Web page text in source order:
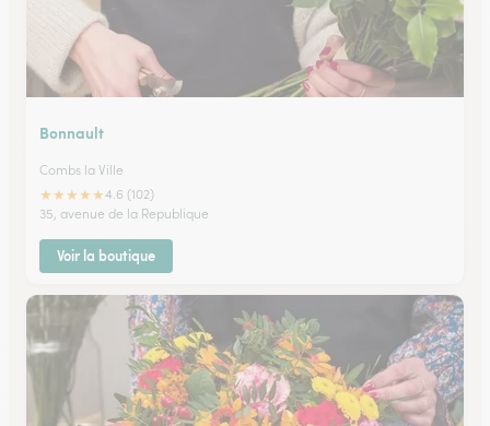
Bonnault
Combs la Ville
★★★★★4.6 (102)
35, avenue de la Republique
Voir la boutique